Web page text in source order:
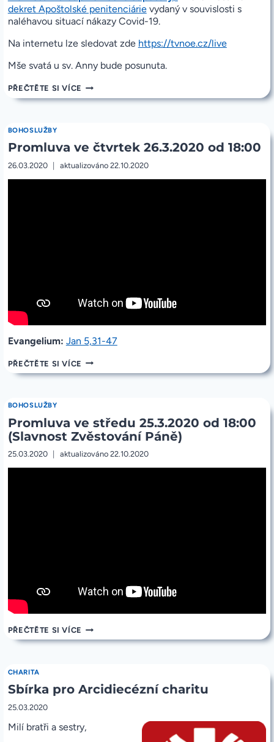
dekret Apoštolské penitenciárievydaný v souvislosti s
naléhavou situací nákazy Covid-19.
Na internetu lze sledovat zde https://tvnoe.cz/live
Mše svatá u sv. Anny bude posunuta.
PŘEČTĚTE SI VÍCE MIMOŘÁDNÉ
FRANTIŠKA
V
PÁTEK
BOHOSLUŽBY
Promluva ve čtvrtek 26.3.2020 od 18:00
26.03.2020 aktualizováno 22.10.2020
Evangelium: Jan 5,31-47
PŘEČTĚTE SI VÍCE PROMLUVA
BOHOSLUŽBY
Promluva ve středu 25.3.2020 od 18:00
(Slavnost Zvěstování Páně)
25.03.2020 aktualizováno 22.10.2020
PŘEČTĚTE SI VÍCE PROMLUVA
VE
(SLAVNOST
ZVĚSTOVÁNÍ
CHARITA
Sbírka pro Arcidiecézní charitu
25.03.2020
Milí bratři a sestry,